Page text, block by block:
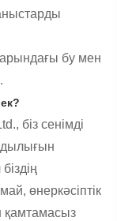
бу мен
біз сенімді
өнеркәсіптік
қамтамасыз